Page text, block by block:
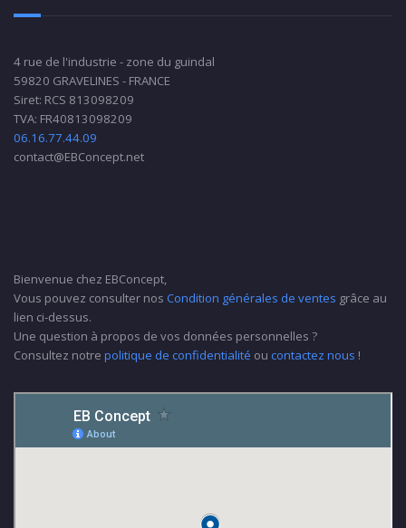
4 rue de l'industrie - zone du guindal
59820 GRAVELINES - FRANCE
Siret: RCS 813098209
TVA: FR40813098209
06.16.77.44.09
contact@EBConcept.net
Bienvenue chez EBConcept,
Vous pouvez consulter nos Condition générales de ventes grâce au
lien ci-dessus.
Une question à propos de vos données personnelles ?
Consultez notre politique de confidentialité ou contactez nous !